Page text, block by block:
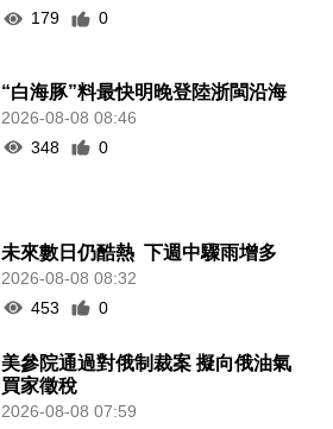
179
0
“白海豚”料最快明晚登陸浙閩沿海
2026-08-08 08:46
348
0
未來數日仍酷熱 下週中驟雨增多
2026-08-08 08:32
453
0
美參院通過對俄制裁案 擬向俄油氣
買家徵稅
2026-08-08 07:59